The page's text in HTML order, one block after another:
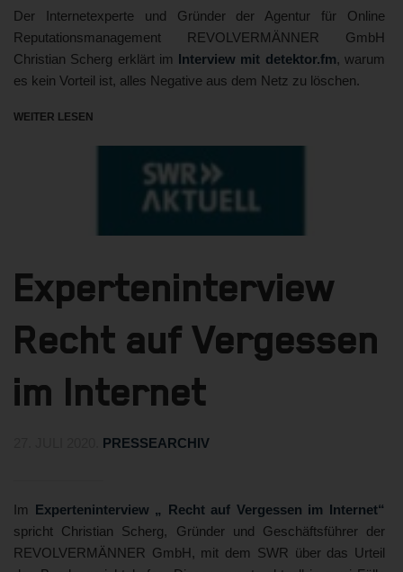
Der Internetexperte und Gründer der Agentur für Online
Reputationsmanagement REVOLVERMÄNNER GmbH
Christian Scherg erklärt im Interview mit detektor.fm, warum
es kein Vorteil ist, alles Negative aus dem Netz zu löschen.
WEITER LESEN
Experteninterview
Recht auf Vergessen
im Internet
PRESSEARCHIV
Im Experteninterview „ Recht auf Vergessen im Internet“
spricht Christian Scherg, Gründer und Geschäftsführer der
REVOLVERMÄNNER GmbH, mit dem SWR über das Urteil